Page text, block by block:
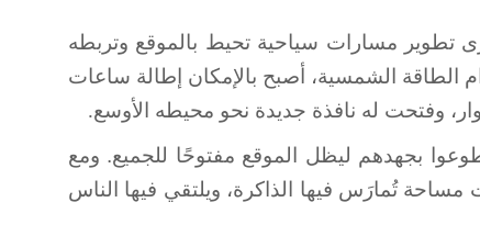
تطوير مسارات سياحية تحيط بالموقع وتربطه
الطاقة الشمسية، أصبح بالإمكان إطالة ساعات
وفتحت له نافذة جديدة نحو محيطه الأوسع.
بجهدهم ليظل الموقع مفتوحًا للجميع. ومع
مساحة تُمارَس فيها الذاكرة، ويلتقي فيها الناس